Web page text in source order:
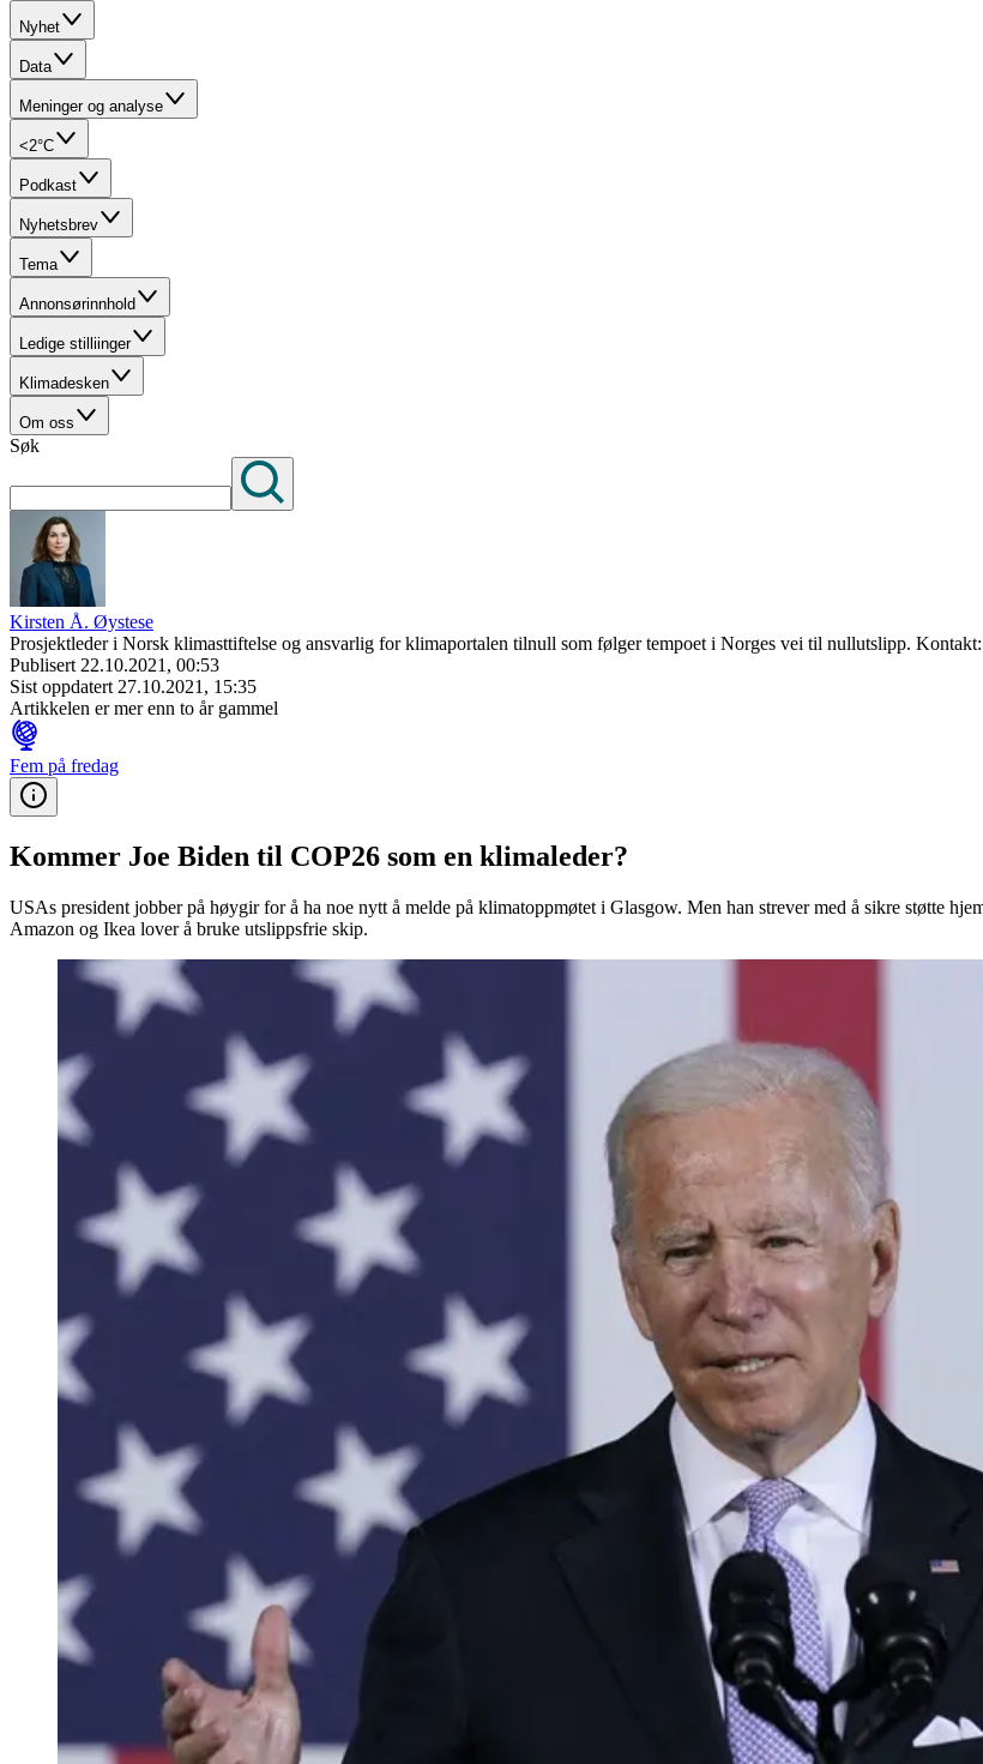
Nyhet
Data
Meninger og analyse
<2°C
Podkast
Nyhetsbrev
Tema
Annonsørinnhold
Ledige stilliinger
Klimadesken
Om oss
Søk
Kirsten Å. Øystese
Prosjektleder i Norsk klimasttiftelse og ansvarlig for klimaportalen tilnull som følger tempoet i Norges vei til nullutslipp.
Publisert 22.10.2021, 00:53
Sist oppdatert 27.10.2021, 15:35
Artikkelen er mer enn to år gammel
Fem på fredag
Kommer Joe Biden til COP26 som en klimaleder?
USAs president jobber på høygir for å ha noe nytt å melde på klimatoppmøtet i Glasgow. Men han strever med å sikre støtte
Amazon og Ikea lover å bruke utslippsfrie skip.